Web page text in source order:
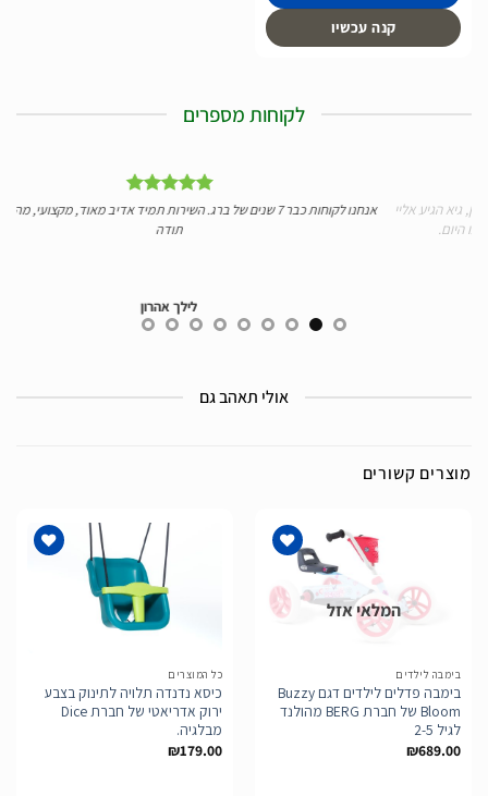
קנה עכשיו
לקוחות מספרים
אנחנו לקוחות כבר 7 שנים של ברג. השירות תמיד אדיב מאוד, מקצועי, מהיר ומעולה.
אולי תאהב גם
מוצרים קשורים
הוסף
לרשימת
המלאי אזל
בימבה לילדים
בימבה פדלים לילדים דגם Buzzy
Bloom של חברת BERG מהולנד
לגיל 2-5
₪689.00
כל המוצרים
כיסא נדנדה תלויה לתינוק בצבע
ירוק אדריאטי של חברת Dice
מבלגיה.
₪179.00